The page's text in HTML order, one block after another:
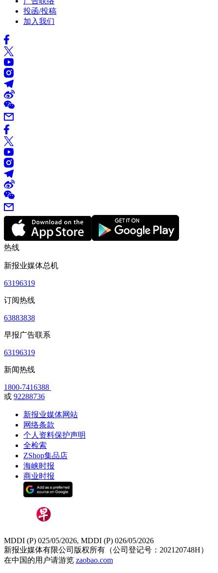
投函/投稿
加入我们
热线
新报业媒体总机
63196319
订阅热线
63883838
早报广告联系
63196319
新闻热线
1800-7416388
或 92288736
新报业媒体网站
网络条款
个人资料保护声明
全检索
ZShop集品店
海峡时报
商业时报
MDDI (P) 025/05/2026, MDDI (P) 026/05/2026
新报业媒体有限公司版权所有（公司登记号：202120748H）
在中国的用户请游览 zaobao.com